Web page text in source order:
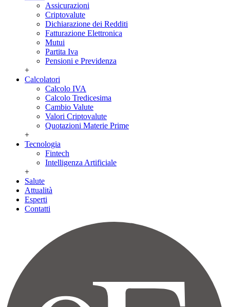
Assicurazioni
Criptovalute
Dichiarazione dei Redditi
Fatturazione Elettronica
Mutui
Partita Iva
Pensioni e Previdenza
+
Calcolatori
Calcolo IVA
Calcolo Tredicesima
Cambio Valute
Valori Criptovalute
Quotazioni Materie Prime
+
Tecnologia
Fintech
Intelligenza Artificiale
+
Salute
Attualità
Esperti
Contatti